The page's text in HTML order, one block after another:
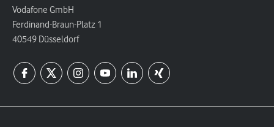
Vodafone GmbH
Ferdinand-Braun-Platz 1
40549 Düsseldorf